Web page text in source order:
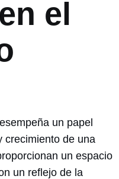
el
un papel
crecimiento de una
un espacio
un reflejo de la